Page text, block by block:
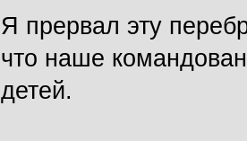
Я прервал эту
что наше
детей.